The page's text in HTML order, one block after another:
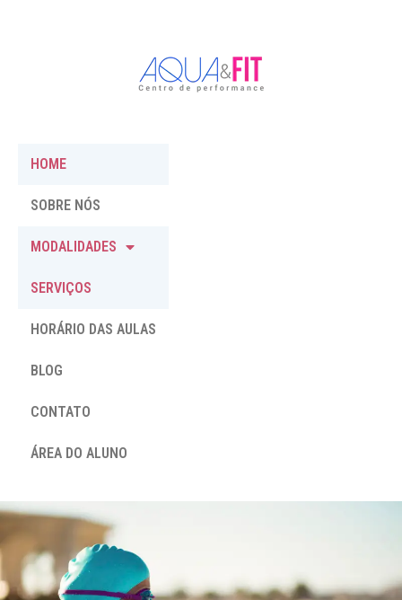
HOME
SOBRE NÓS
MODALIDADES
SERVIÇOS
HORÁRIO DAS AULAS
BLOG
CONTATO
ÁREA DO ALUNO